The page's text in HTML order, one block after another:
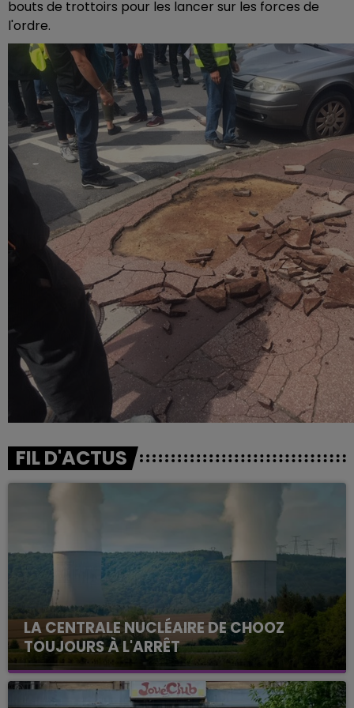
bouts de trottoirs pour les lancer sur les forces de
l'ordre.
FIL D'ACTUS
LA CENTRALE NUCLÉAIRE DE CHOOZ
TOUJOURS À L'ARRÊT
Cela fait déjà une semaine que la centrale
nucléaire ardennaise est à l'arrêt. Une situation
justifiée par la sécheresse intense qui est toujours